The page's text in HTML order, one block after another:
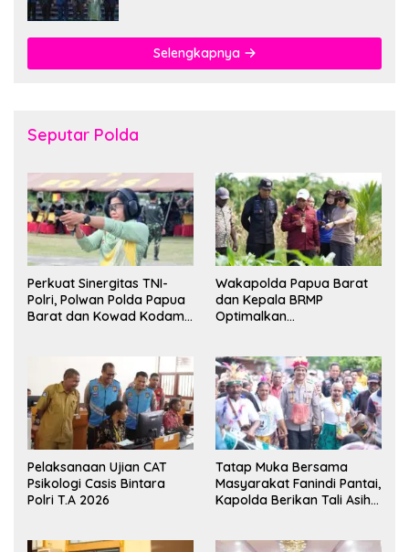
Selengkapnya
Seputar Polda
Perkuat Sinergitas TNI-
Polri, Polwan Polda Papua
Barat dan Kowad Kodam
Persahabatan
Wakapolda Papua Barat
dan Kepala BRMP
Optimalkan
Pangan Papua Barat
Pelaksanaan Ujian CAT
Psikologi Casis Bintara
Polri T.A 2026
Tatap Muka Bersama
Masyarakat Fanindi Pantai,
Kapolda Berikan Tali Asih